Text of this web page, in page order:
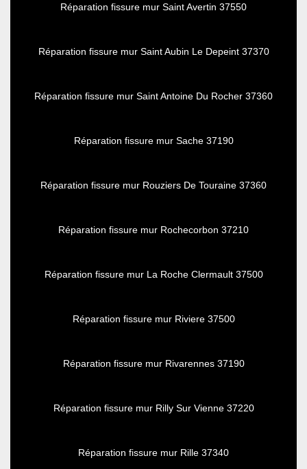
Réparation fissure mur Saint Avertin 37550
Réparation fissure mur Saint Aubin Le Depeint 37370
Réparation fissure mur Saint Antoine Du Rocher 37360
Réparation fissure mur Sache 37190
Réparation fissure mur Rouziers De Touraine 37360
Réparation fissure mur Rochecorbon 37210
Réparation fissure mur La Roche Clermault 37500
Réparation fissure mur Riviere 37500
Réparation fissure mur Rivarennes 37190
Réparation fissure mur Rilly Sur Vienne 37220
Réparation fissure mur Rille 37340